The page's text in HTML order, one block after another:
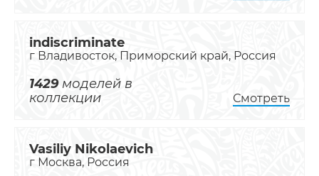
indiscriminate
г Владивосток, Приморский край, Россия
1429моделей в
коллекции
Смотреть
Vasiliy Nikolaevich
г Москва, Россия